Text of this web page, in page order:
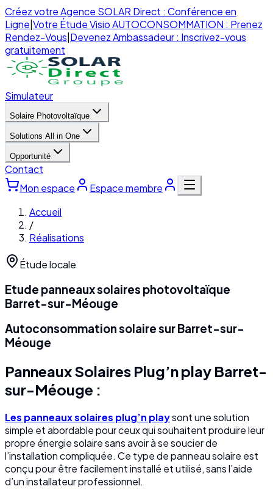
Créez votre Agence SOLAR Direct : Conférence en
Ligne Votre Étude Visio AUTOCONSOMMATION : Prenez
Rendez-Vous Devenez Ambassadeur : Inscrivez-vous
gratuitement
Simulateur
Solaire Photovoltaïque
Solutions All in One
Opportunité
Contact
Mon espace
Espace membre
Accueil
/
Réalisations
Étude locale
Etude panneaux solaires photovoltaïque
Barret-sur-Méouge
Autoconsommation solaire sur Barret-sur-
Méouge
Panneaux Solaires Plug’n play Barret-
sur-Méouge :
Les panneaux solaires plug’n playsont une solution
simple et abordable pour ceux qui souhaitent produire leur
propre énergie solaire sans avoir à se soucier de
l’installation compliquée. Ce type de panneau solaire est
conçu pour être facilement installé et utilisé, sans l’aide
d’un installateur professionnel.